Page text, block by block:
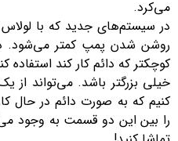
می‌کرد.
در سیستم‌های جدید که با
روشن شدن پمپ کمتر می‌شود.
کوچکتر که دائم کار کند
خیلی بزرگتر باشد. می‌تواند
کنیم که به صورت دائم در حال
را بین این دو قسمت به وجود